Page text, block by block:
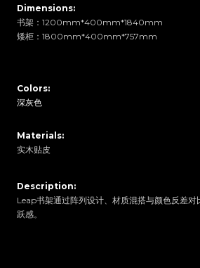
Dimensions:
书架：1200mm*400mm*1840mm
矮柜：1800mm*400mm*757mm
Colors:
深灰色
Materials:
实木贴皮
Description:
Leap书架通过阵列设计、材质混搭与颜色反差
跃感。